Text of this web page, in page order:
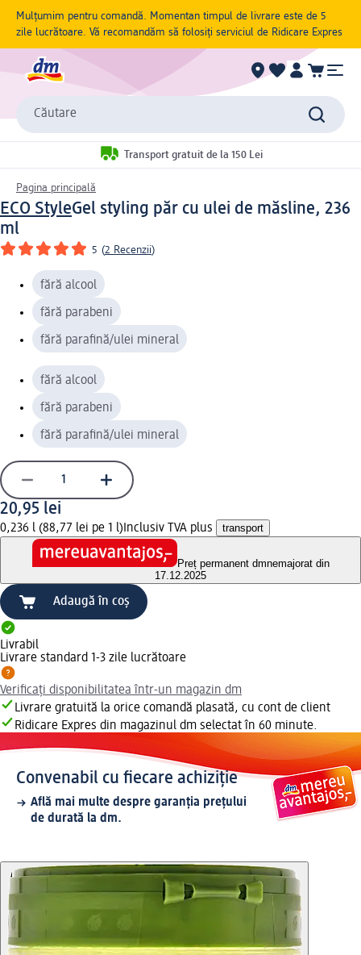
Mulțumim pentru comandă. Momentan timpul de livrare este de 5
zile lucrătoare. Vă recomandăm să folosiți serviciul de Ridicare Expres
Căutare
Transport gratuit de la 150 Lei
Pagina principală
ECO StyleGel styling păr cu ulei de măsline, 236
ml
5 (2 Recenzii)
fără alcool
fără parabeni
fără parafină/ulei mineral
fără alcool
fără parabeni
fără parafină/ulei mineral
20,95 lei
0,236 l (88,77 lei pe 1 l) Inclusiv TVA plus transport
Preț permanent dmnemajorat din
17.12.2025
Adaugă în coș
Livrabil
Livrare standard 1-3 zile lucrătoare
Verificați disponibilitatea într-un magazin dm
Livrare gratuită la orice comandă plasată, cu cont de client
Ridicare Expres din magazinul dm selectat în 60 minute.
Convenabil cu fiecare achiziție
Află mai multe despre garanția prețului
de durată la dm.